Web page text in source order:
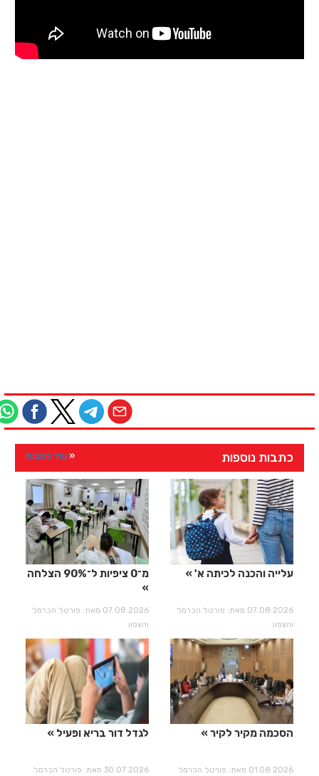
כתבות נוספות עוד כתבות
עלייה והכנה לכיתה א'
07.08.2026 מאת: פורטל הכרמל
והצפון
מ־0 ציפיות ל־90% הצלחה
07.08.2026 מאת: פורטל הכרמל
והצפון
הסכמה מקיר לקיר
01.08.2026 מאת: פורטל הכרמל
לגדל דור בריא ופעיל
30.07.2026 מאת: פורטל הכרמל